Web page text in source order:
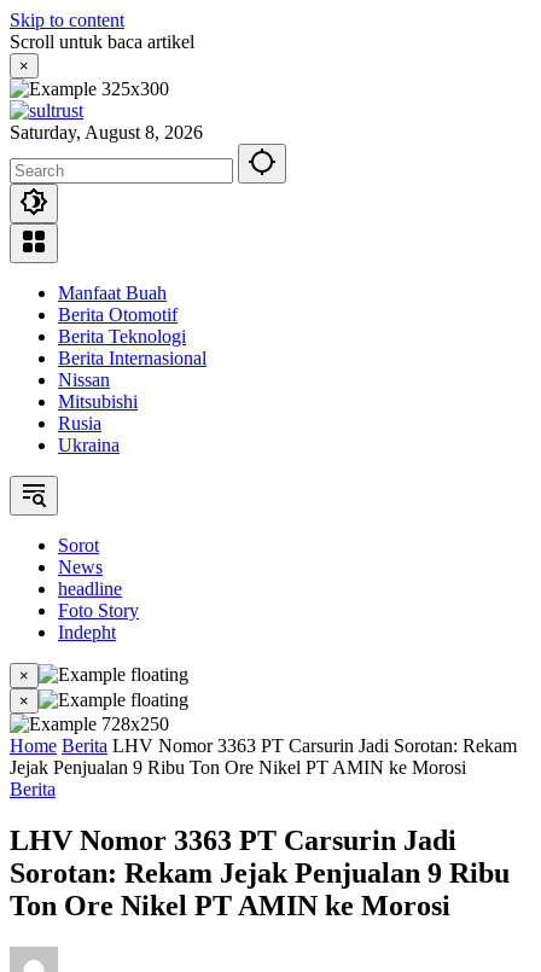
Skip to content
Scroll untuk baca artikel
×
Saturday, August 8, 2026
Manfaat Buah
Berita Otomotif
Berita Teknologi
Berita Internasional
Nissan
Mitsubishi
Rusia
Ukraina
Sorot
News
headline
Foto Story
Indepht
×
×
Home Berita LHV Nomor 3363 PT Carsurin Jadi Sorotan: Rekam
Jejak Penjualan 9 Ribu Ton Ore Nikel PT AMIN ke Morosi
Berita
LHV Nomor 3363 PT Carsurin Jadi
Sorotan: Rekam Jejak Penjualan 9 Ribu
Ton Ore Nikel PT AMIN ke Morosi